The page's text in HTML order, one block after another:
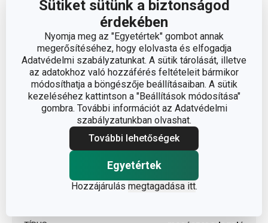
Sütiket sütünk a biztonságod
érdekében
Nyomja meg az "Egyetértek" gombot annak
megerősítéséhez, hogy elolvasta és elfogadja
Adatvédelmi szabályzatunkat. A sütik tárolását, illetve
az adatokhoz való hozzáférés feltételeit bármikor
módosíthatja a böngészője beállításaiban. A sütik
kezeléséhez kattintson a "Beállítások módosítása"
gombra. További információt az Adatvédelmi
szabályzatunkban olvashat.
További lehetőségek
Egyetértek
Hozzájárulás megtagadása itt.
Egyéb paraméterek
rozsdamentes acél